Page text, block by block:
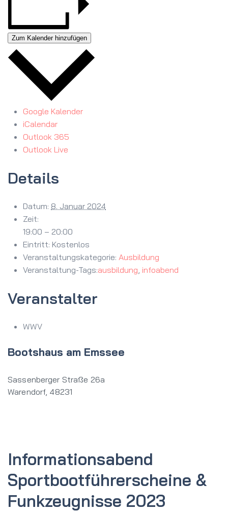
Zum Kalender hinzufügen
Google Kalender
iCalendar
Outlook 365
Outlook Live
Details
Datum: 8. Januar 2024
Zeit:
19:00 – 20:00
Eintritt: Kostenlos
Veranstaltungskategorie: Ausbildung
Veranstaltung-Tags:ausbildung, infoabend
Veranstalter
WWV
Bootshaus am Emssee
Sassenberger Straße 26a
Warendorf, 48231
Informations­abend
Sportboot­führerscheine &
Funkzeugnisse 2023